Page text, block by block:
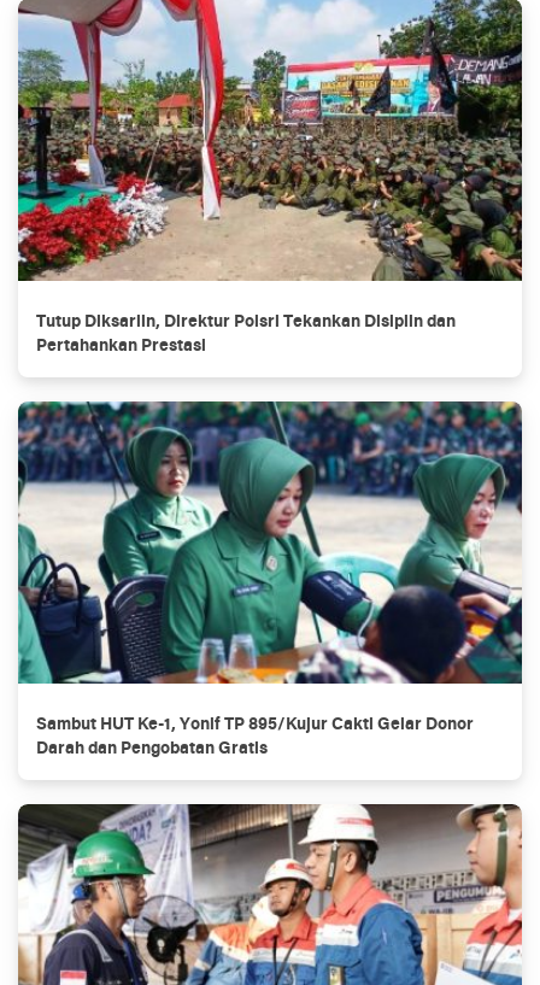
Tutup Diksarlin, Direktur Polsri Tekankan Disiplin dan
Pertahankan Prestasi
Sambut HUT Ke-1, Yonif TP 895/Kujur Cakti Gelar Donor
Darah dan Pengobatan Gratis